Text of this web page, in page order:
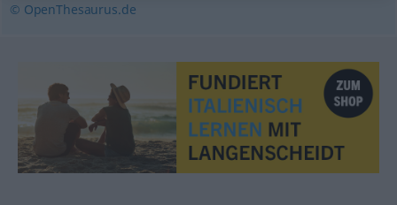
© OpenThesaurus.de